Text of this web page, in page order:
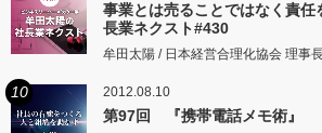
事業とは売ることではなく責任
長業ネクスト#430
牟田太陽 / 日本経営合理化協会 理事
10 2012.08.10
第97回 『携帯電話メモ術』